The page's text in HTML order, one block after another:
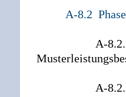
A-8.2
A-8.2.1
A-8.2.2